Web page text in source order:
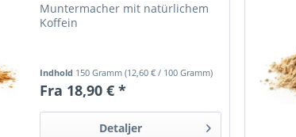
Muntermacher mit natürlichem
Koffein
Indhold 150 Gramm(12,60 € / 100 Gramm)
Fra 18,90 € *
Detaljer